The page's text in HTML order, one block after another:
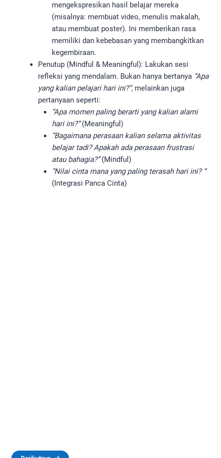
mengekspresikan hasil belajar mereka
(misalnya: membuat video, menulis makalah,
atau membuat poster). Ini memberikan rasa
memiliki dan kebebasan yang membangkitkan
kegembiraan.
Penutup (Mindful & Meaningful): Lakukan sesi
refleksi yang mendalam. Bukan hanya bertanya “Apa
yang kalian pelajari hari ini?”, melainkan juga
pertanyaan seperti:
“Apa momen paling berarti yang kalian alami
hari ini?”(Meaningful)
“Bagaimana perasaan kalian selama aktivitas
belajar tadi? Apakah ada perasaan frustrasi
atau bahagia?”(Mindful)
“Nilai cinta mana yang paling terasah hari ini? “
(Integrasi Panca Cinta)